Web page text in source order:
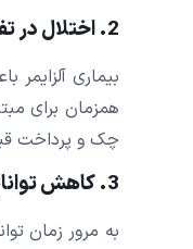
2. اختلال در تفکر و استدلال
بیماری آلزایمر
همزمان برای
چک و پرداخت
3. کاهش توانایی قضاوت و تصمیم گیری
به مرور زمان